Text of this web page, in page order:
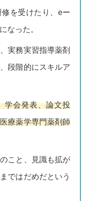
を受けたり、eー
なった。
実務実習指導薬剤
段階的にスキルア
学会発表、論文投
療薬学専門薬剤師
こと、見識も拡が
ではだめだという